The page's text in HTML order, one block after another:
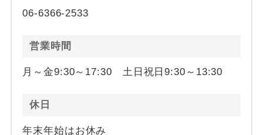
06-6366-2533
営業時間
月～金9:30～17:30 土日祝日9:30～13:30
休日
年末年始はお休み